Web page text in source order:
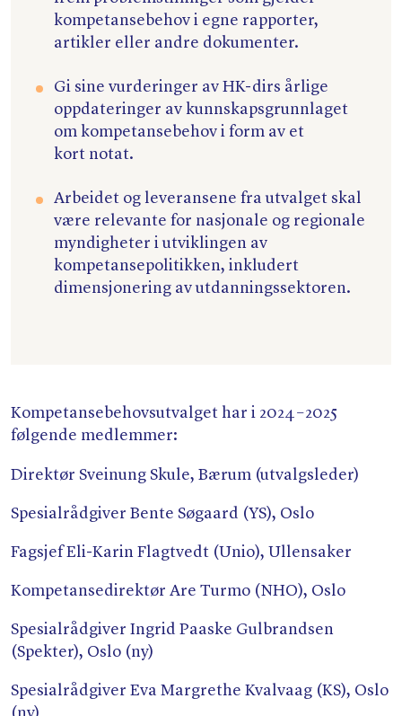
kompetansebehov i egne rapporter,
artikler eller andre dokumenter.
Gi sine vurderinger av HK-dirs årlige
oppdateringer av kunnskapsgrunnlaget
om kompetansebehov i form av et
kort notat.
Arbeidet og leveransene fra utvalget skal
være relevante for nasjonale og regionale
myndigheter i utviklingen av
kompetansepolitikken, inkludert
dimensjonering av utdanningssektoren.
Kompetansebehovsutvalget har i 2024 – 2025
følgende medlemmer:
Direktør Sveinung Skule, Bærum (utvalgsleder)
Spesialrådgiver Bente Søgaard (YS), Oslo
Fagsjef Eli-Karin Flagtvedt (Unio), Ullensaker
Kompetansedirektør Are Turmo (NHO), Oslo
Spesialrådgiver Ingrid Paaske Gulbrandsen
(Spekter), Oslo (ny)
Spesialrådgiver Eva Margrethe Kvalvaag (KS), Oslo